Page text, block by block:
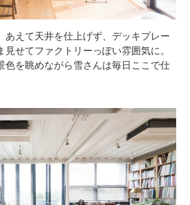
あえて天井を仕上げず、デッキプレー
見せてファクトリーっぽい雰囲気に。
色を眺めながら雪さんは毎日ここで仕